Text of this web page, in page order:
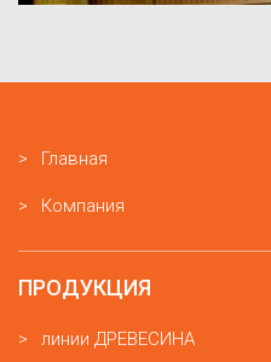
Главная
Компания
ПРОДУКЦИЯ
линии ДРЕВЕСИНА